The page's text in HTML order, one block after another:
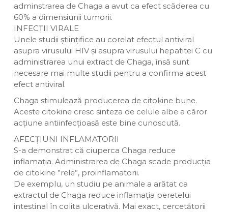
adminstrarea de Chaga a avut ca efect scăderea cu
60% a dimensiunii tumorii.
INFECȚII VIRALE
Unele studii științifice au corelat efectul antiviral
asupra virusului HIV și asupra virusului hepatitei C cu
administrarea unui extract de Chaga, însă sunt
necesare mai multe studii pentru a confirma acest
efect antiviral.
Chaga stimulează producerea de citokine bune.
Aceste citokine cresc sinteza de celule albe a căror
acțiune antiinfecțioasă este bine cunoscută.
AFECȚIUNI INFLAMATORII
S-a demonstrat că ciuperca Chaga reduce
inflamația. Administrarea de Chaga scade producția
de citokine ”rele”, proinflamatorii.
De exemplu, un studiu pe animale a arătat ca
extractul de Chaga reduce inflamația peretelui
intestinal în colita ulcerativă. Mai exact, cercetătorii